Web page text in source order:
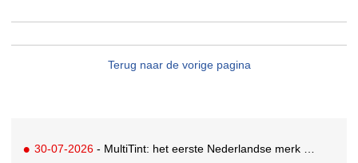
Terug naar de vorige pagina
30-07-2026 - MultiTint: het eerste Nederlandse merk voor inclusieve wond- en sportverzorging